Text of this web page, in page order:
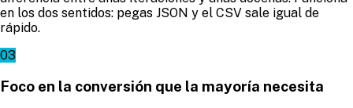
en los dos sentidos: pegas JSON y el CSV sale igual de
rápido.
03
Foco en la conversión que la mayoría necesita